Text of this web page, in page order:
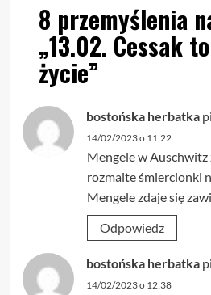
8 przemyślenia
„13.02. Cessak
życie”
bostońska herbatka
14/02/2023 o 11:22
Mengele w Auschwitz
rozmaite śmiercionki
Mengele zdaje się
Odpowiedz
bostońska herbatka
14/02/2023 o 12:38